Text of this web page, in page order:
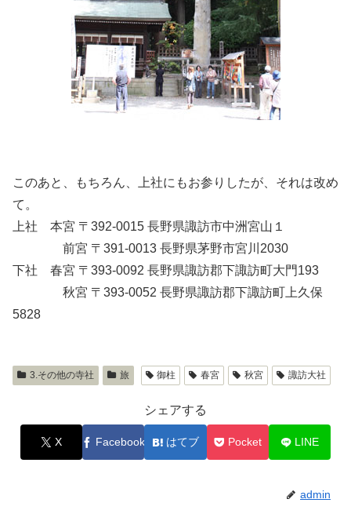
このあと、もちろん、上社にもお参りしたが、それは改め
て。
上社 本宮 〒392-0015 長野県諏訪市中洲宮山１
前宮 〒391-0013 長野県茅野市宮川2030
下社 春宮 〒393-0092 長野県諏訪郡下諏訪町大門193
秋宮 〒393-0052 長野県諏訪郡下諏訪町上久保
5828
3.その他の寺社 旅 御柱 春宮 秋宮 諏訪大社
シェアする
X Facebook はてブ Pocket LINE
admin